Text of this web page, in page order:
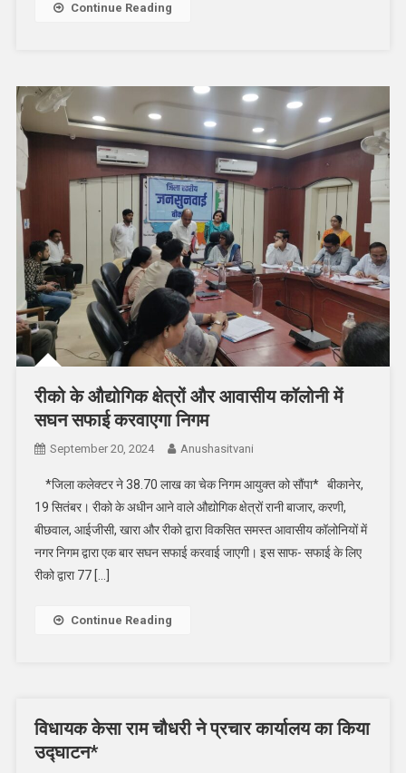
Continue Reading
रीको के औद्योगिक क्षेत्रों और आवासीय कॉलोनी में
सघन सफाई करवाएगा निगम
September 20, 2024 Anushasitvani
*जिला कलेक्टर ने 38.70 लाख का चेक निगम आयुक्त को सौंपा* बीकानेर,
19 सितंबर। रीको के अधीन आने वाले औद्योगिक क्षेत्रों रानी बाजार, करणी,
बीछवाल, आईजीसी, खारा और रीको द्वारा विकसित समस्त आवासीय कॉलोनियों में
नगर निगम द्वारा एक बार सघन सफाई करवाई जाएगी। इस साफ- सफाई के लिए
रीको द्वारा 77 […]
Continue Reading
विधायक केसा राम चौधरी ने प्रचार कार्यालय का किया
उद्घाटन*